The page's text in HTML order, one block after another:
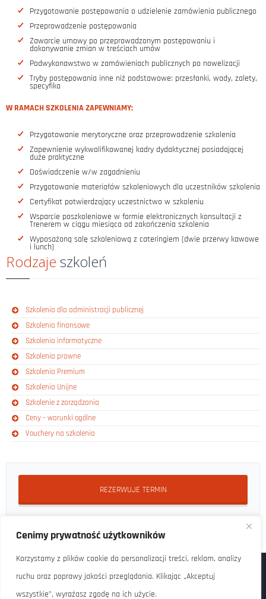
Cenimy prywatność użytkowników
Korzystamy z plików cookie do personalizacji treści, reklam, analizy
ruchu oraz poprawy jakości przeglądania. Klikając „Akceptuj
wszystkie”, wyrażasz zgodę na ich użycie.
Przygotowanie postępowania o udzielenie zamówienia publicznego
Przeprowadzenie postępowania
Zawarcie umowy po przeprowadzonym postępowaniu i
dokonywanie zmian w treściach umów
Podwykonawstwo w zamówieniach publicznych po nowelizacji
Tryby postępowania inne niż podstawowe: przesłanki, wady, zalety,
specyfika
W RAMACH SZKOLENIA ZAPEWNIAMY:
Przygotowanie merytoryczne oraz przeprowadzenie szkolenia
Zapewnienie wykwalifikowanej kadry dydaktycznej posiadającej
duże praktyczne
Doświadczenie w/w zagadnieniu
Przygotowanie materiałów szkoleniowych dla uczestników szkolenia
Certyfikat potwierdzający uczestnictwo w szkoleniu
Wsparcie poszkoleniowe w formie elektronicznych konsultacji z
Trenerem w ciągu miesiąca od zakończenia szkolenia
Wyposażoną salę szkoleniową z cateringiem (dwie przerwy kawowe
i lunch)
Rodzaje szkoleń
Szkolenia dla administracji publicznej
Szkolenia finansowe
Szkolenia informatyczne
Szkolenia prawne
Szkolenia Premium
Szkolenia Unijne
Szkolenie z zarządzania
Ceny – warunki ogólne
Vouchery na szkolenia
REZERWUJE TERMIN